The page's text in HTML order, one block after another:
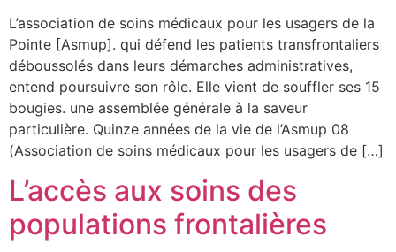
L’association de soins médicaux pour les usagers de la
Pointe [Asmup]. qui défend les patients transfrontaliers
déboussolés dans leurs démarches administratives,
entend poursuivre son rôle. Elle vient de souffler ses 15
bougies. une assemblée générale à la sa­veur
particulière. Quinze an­nées de la vie de l’Asmup 08
(Association de soins médicaux pour les usagers de […]
L’accès aux soins des
populations frontalières